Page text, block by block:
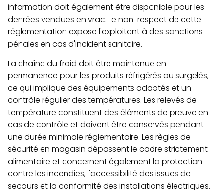
information doit également être disponible pour les
denrées vendues en vrac. Le non-respect de cette
réglementation expose l'exploitant à des sanctions
pénales en cas d'incident sanitaire.
La chaîne du froid doit être maintenue en
permanence pour les produits réfrigérés ou surgelés,
ce qui implique des équipements adaptés et un
contrôle régulier des températures. Les relevés de
température constituent des éléments de preuve en
cas de contrôle et doivent être conservés pendant
une durée minimale réglementaire. Les règles de
sécurité en magasin dépassent le cadre strictement
alimentaire et concernent également la protection
contre les incendies, l'accessibilité des issues de
secours et la conformité des installations électriques.